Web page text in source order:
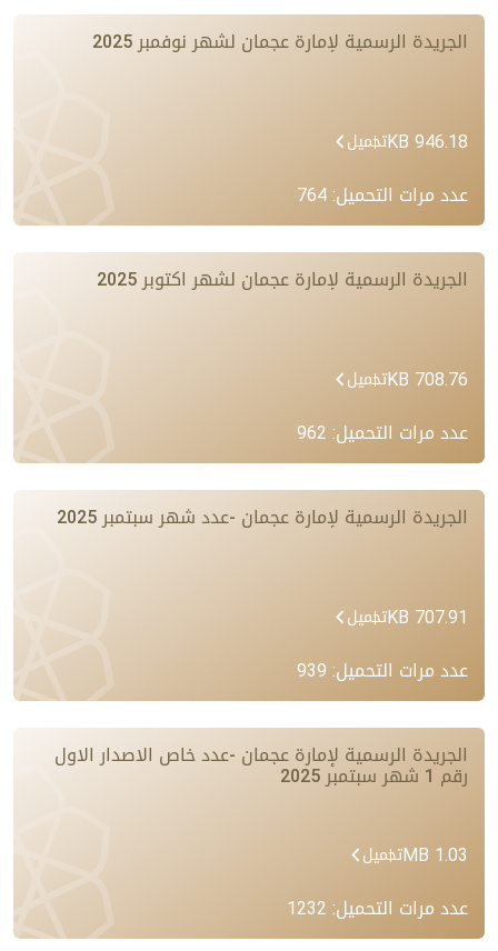
الجريدة الرسمية لإمارة عجمان لشهر نوفمبر 2025
946.18 KB تحميل
عدد مرات التحميل: 764
الجريدة الرسمية لإمارة عجمان لشهر اكتوبر 2025
708.76 KB تحميل
عدد مرات التحميل: 962
الجريدة الرسمية لإمارة عجمان -عدد شهر سبتمبر 2025
707.91 KB تحميل
عدد مرات التحميل: 939
الجريدة الرسمية لإمارة عجمان -عدد خاص الاصدار الاول
رقم 1 شهر سبتمبر 2025
1.03 MB تحميل
عدد مرات التحميل: 1232